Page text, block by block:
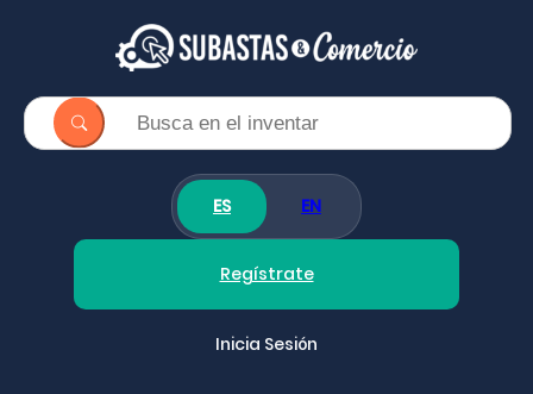
ES EN
Regístrate
Inicia Sesión